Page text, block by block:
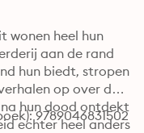
wonen heel hun
aan de rand
hun biedt, stropen
op over de
hun dood ontdekt
echter heel anders
9789046831502